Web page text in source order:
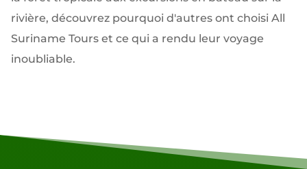
rivière, découvrez pourquoi d'autres ont choisi All
Suriname Tours et ce qui a rendu leur voyage
inoubliable.